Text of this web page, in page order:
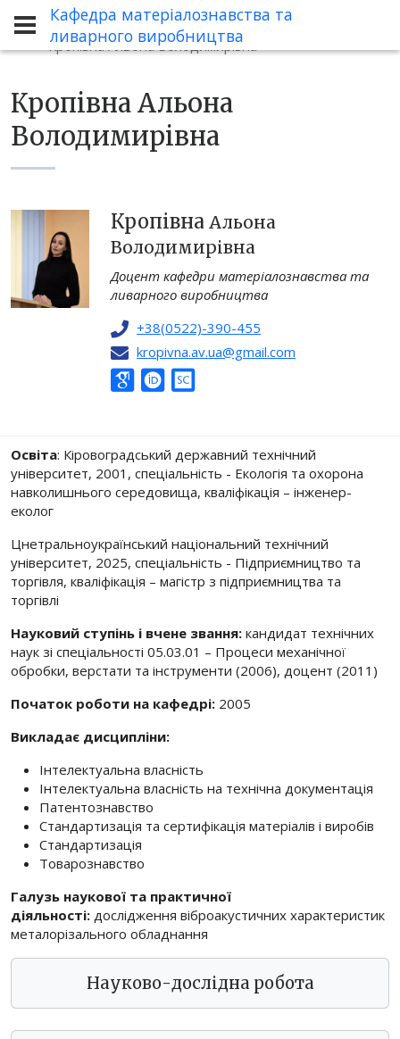
Кафедра матеріалознавства та
ливарного виробництва
Кафедра
Склад кафедри
Кропівна Альона Володимирівна
Кропівна Альона
Володимирівна
Кропівна Альона
Володимирівна
Доцент кафедри матеріалознавства та
ливарного виробництва
+38(0522)-390-455
kropivna.av.ua@gmail.com
Освіта: Кіровоградський державний технічний
університет, 2001, спеціальність - Екологія та охорона
навколишнього середовища, кваліфікація – інженер-
еколог
Цнетральноукраїнський національний технічний
університет, 2025, спеціальність - Підприємництво та
торгівля, кваліфікація – магістр з підприємництва та
торгівлі
Науковий ступінь і вчене звання: кандидат технічних
наук зі спеціальності 05.03.01 – Процеси механічної
обробки, верстати та інструменти (2006), доцент (2011)
Початок роботи на кафедрі: 2005
Викладає дисципліни:
Інтелектуальна власність
Інтелектуальна власність на технічна документація
Патентознавство
Стандартизація та сертифікація матеріалів і виробів
Стандартизація
Товарознавство
Галузь наукової та практичної
діяльності: дослідження віброакустичних характеристик
металорізального обладнання
Науково-дослідна робота